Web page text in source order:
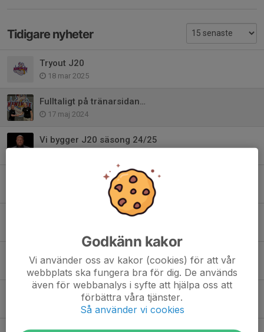
Tidigare nyheter
Tryout J20
18 mar 2025
Fulltaligt på tränarsidan…
17 maj 2024
Vi bygger J20 säsong 24/25
Tränarparet klart för J20 säsongen 22/23
Välkommen på Try out för J20 Regional
18 apr 2022
J20 söker spelare
11 aug 2021
Godkänn kakor
Vi använder oss av kakor (cookies) för att vår
webbplats ska fungera bra för dig. De används
även för webbanalys i syfte att hjälpa oss att
förbättra våra tjänster.
Så använder vi cookies